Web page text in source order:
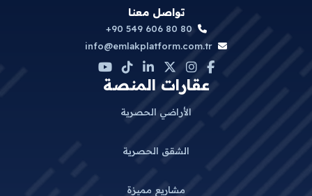
تواصل معنا
+90 549 606 80 80
info@emlakplatform.com.tr
عقارات المنصة
الأراضي الحصرية
الشقق الحصرية
مشاريع مميزة